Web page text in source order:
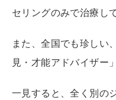
セリングのみで治療し
また、全国でも珍しい
見・才能アドバイザー
一見すると、全く別の